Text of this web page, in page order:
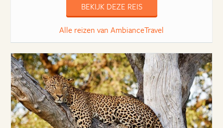
BEKIJK DEZE REIS
Alle reizen van AmbianceTravel